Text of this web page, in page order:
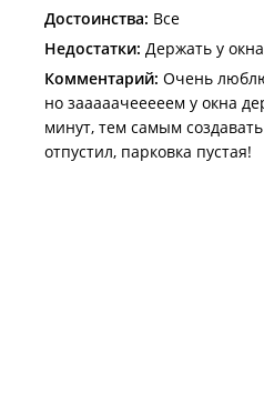
Достоинства: Все
Недостатки: Держать у
Комментарий: Очень
но зааааачееееем у окна
минут, тем самым
отпустил, парковка пустая!